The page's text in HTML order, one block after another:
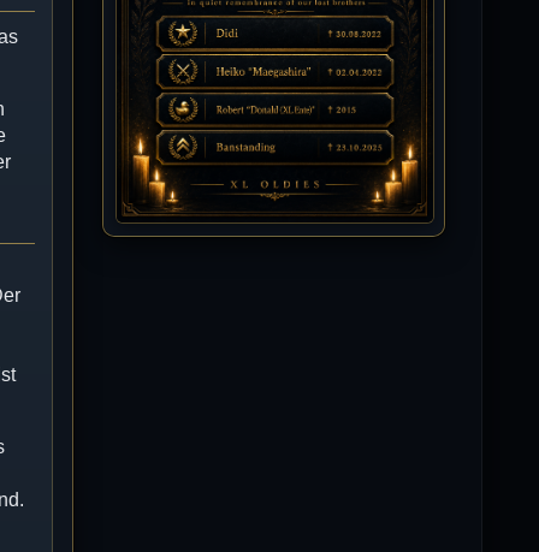
Hallo meine Lieben!
Isimiyaki
10.07.2026 / 00:34
Alles gute chickpea
Mojochilla
02.07.2026 / 15:53
Was geht aaaaaaaaaaaab